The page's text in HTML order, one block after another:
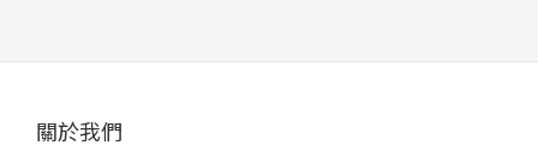
關於我們